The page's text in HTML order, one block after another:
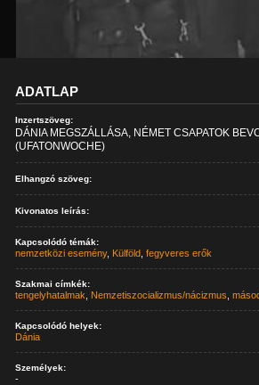
ADATLAP
Inzertszöveg:
DÁNIA MEGSZÁLLÁSA, NÉMET CSAPATOK
(UFATONWOCHE)
Elhangzó szöveg:
Kivonatos leírás:
Kapcsolódó témák:
nemzetközi esemény, Külföld ,fegyveres erők
Szakmai címkék:
tengelyhatalmak Nemzetiszocializmus/nácizmus ,
Kapcsolódó helyek:
Dánia
Személyek:
-